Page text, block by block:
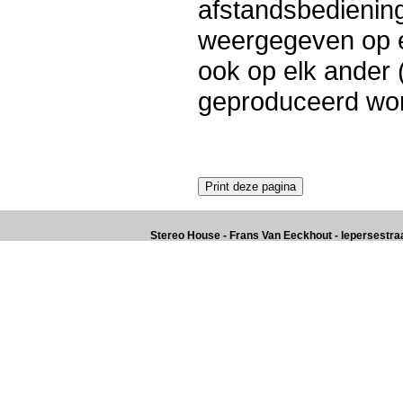
weergegeven op
ook op elk ander
geproduceerd
Stereo House - Frans Van Eeckhout -